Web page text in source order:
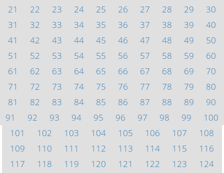
21
22 23 24 25 26 27 28 29
30
31
32 33 34 35 36 37 38 39
40
41
42 43 44 45 46 47 48 49
50
51
52 53 54 55 56 57 58 59
60
61
62 63 64 65 66 67 68 69
70
71
72 73 74 75 76 77 78 79
80
81
82 83 84 85 86 87 88 89
90
91
92 93 94 95 96 97 98 99
100
101
102 103 104 105 106 107
108
109
110 111 112 113 114 115
116
117
118 119 120 121 122 123
124